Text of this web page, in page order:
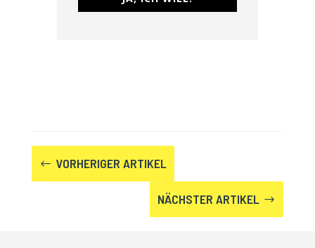
# VORHERIGER ARTIKEL
NÄCHSTER ARTIKEL $